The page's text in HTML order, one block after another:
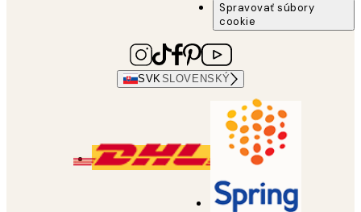
Spravovať súbory
cookie
SVKSLOVENSKÝ